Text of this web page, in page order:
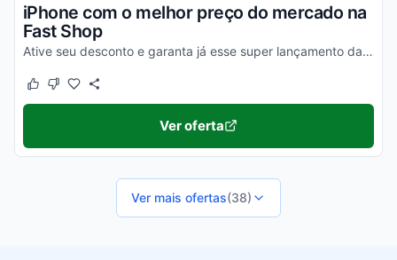
iPhone com o melhor preço do mercado na
Fast Shop
Ative seu desconto e garanta já esse super lançamento da Apple com o menor valor. Pode pesquisar!
Este cupom funcionou
Este cupom não funcionou
Ver oferta
Ver mais ofertas(38)